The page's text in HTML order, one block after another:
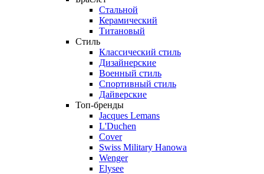
Стальной
Керамический
Титановый
Стиль
Классический стиль
Дизайнерские
Военный стиль
Спортивный стиль
Дайверские
Топ-бренды
Jacques Lemans
L'Duchen
Cover
Swiss Military Hanowa
Wenger
Elysee